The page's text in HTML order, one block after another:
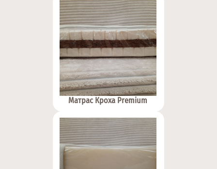
Матрас Кроха Premium